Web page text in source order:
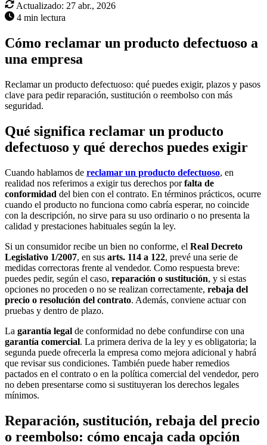
Actualizado: 27 abr., 2026
4 min lectura
Cómo reclamar un producto defectuoso a
una empresa
Reclamar un producto defectuoso: qué puedes exigir, plazos y pasos
clave para pedir reparación, sustitución o reembolso con más
seguridad.
Qué significa reclamar un producto
defectuoso y qué derechos puedes exigir
Cuando hablamos de reclamar un producto defectuoso, en
realidad nos referimos a exigir tus derechos porfalta de
conformidad del bien con el contrato. En términos prácticos, ocurre
cuando el producto no funciona como cabría esperar, no coincide
con la descripción, no sirve para su uso ordinario o no presenta la
calidad y prestaciones habituales según la ley.
Si un consumidor recibe un bien no conforme, el Real Decreto
Legislativo 1/2007, en sus arts. 114 a 122, prevé una serie de
medidas correctoras frente al vendedor. Como respuesta breve:
puedes pedir, según el caso, reparación o sustitución, y si estas
opciones no proceden o no se realizan correctamente, rebaja del
precio o resolución del contrato. Además, conviene actuar con
pruebas y dentro de plazo.
La garantía legal de conformidad no debe confundirse con una
garantía comercial. La primera deriva de la ley y es obligatoria; la
segunda puede ofrecerla la empresa como mejora adicional y habrá
que revisar sus condiciones. También puede haber remedios
pactados en el contrato o en la política comercial del vendedor, pero
no deben presentarse como si sustituyeran los derechos legales
mínimos.
Reparación, sustitución, rebaja del precio
o reembolso: cómo encaja cada opción